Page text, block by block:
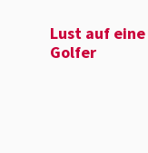
Lust auf
Golfer